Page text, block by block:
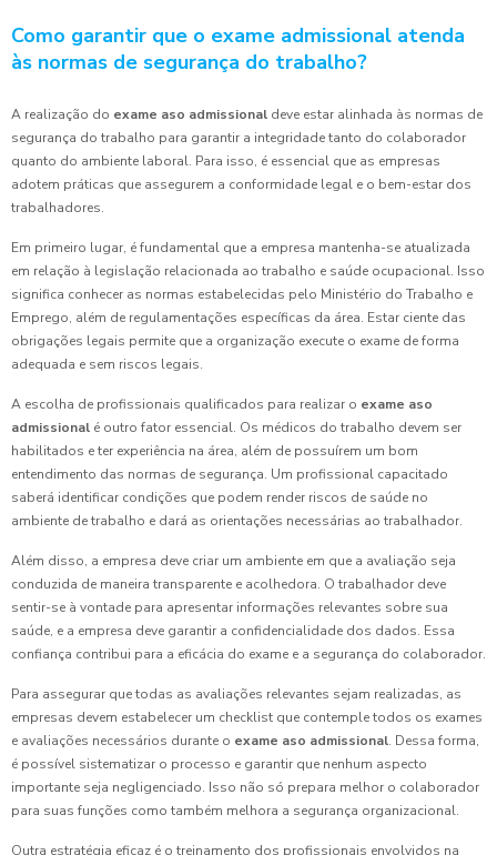
Como garantir que o exame admissional atenda
às normas de segurança do trabalho?
A realização do exame aso admissional deve estar alinhada às normas de
segurança do trabalho para garantir a integridade tanto do colaborador
quanto do ambiente laboral. Para isso, é essencial que as empresas
adotem práticas que assegurem a conformidade legal e o bem-estar dos
trabalhadores.
Em primeiro lugar, é fundamental que a empresa mantenha-se atualizada
em relação à legislação relacionada ao trabalho e saúde ocupacional. Isso
significa conhecer as normas estabelecidas pelo Ministério do Trabalho e
Emprego, além de regulamentações específicas da área. Estar ciente das
obrigações legais permite que a organização execute o exame de forma
adequada e sem riscos legais.
A escolha de profissionais qualificados para realizar o exame aso
admissional é outro fator essencial. Os médicos do trabalho devem ser
habilitados e ter experiência na área, além de possuírem um bom
entendimento das normas de segurança. Um profissional capacitado
saberá identificar condições que podem render riscos de saúde no
ambiente de trabalho e dará as orientações necessárias ao trabalhador.
Além disso, a empresa deve criar um ambiente em que a avaliação seja
conduzida de maneira transparente e acolhedora. O trabalhador deve
sentir-se à vontade para apresentar informações relevantes sobre sua
saúde, e a empresa deve garantir a confidencialidade dos dados. Essa
confiança contribui para a eficácia do exame e a segurança do colaborador.
Para assegurar que todas as avaliações relevantes sejam realizadas, as
empresas devem estabelecer um checklist que contemple todos os exames
e avaliações necessários durante o exame aso admissional. Dessa forma,
é possível sistematizar o processo e garantir que nenhum aspecto
importante seja negligenciado. Isso não só prepara melhor o colaborador
para suas funções como também melhora a segurança organizacional.
Outra estratégia eficaz é o treinamento dos profissionais envolvidos na